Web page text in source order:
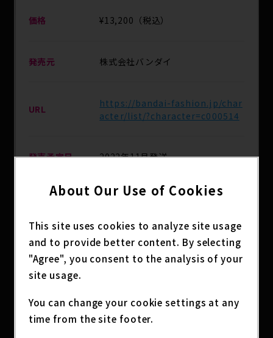
価格 ¥13,200（税込）
発売元 株式会社バンダイ
URL
https://bandai-fashion.jp/char
acter/list/?character=c000514
発売予定日 2022年11月発送
主な取扱店 プレミアムバンダイ
分類 アニメグッズ
アニメ『ジョジョの奇妙な冒険 ストーンオーシャ
About Our Use of Cookies
This site uses cookies to analyze site usage
and to provide better content. By selecting
"Agree", you consent to the analysis of your
site usage.
You can change your cookie settings at any
time from the site footer.